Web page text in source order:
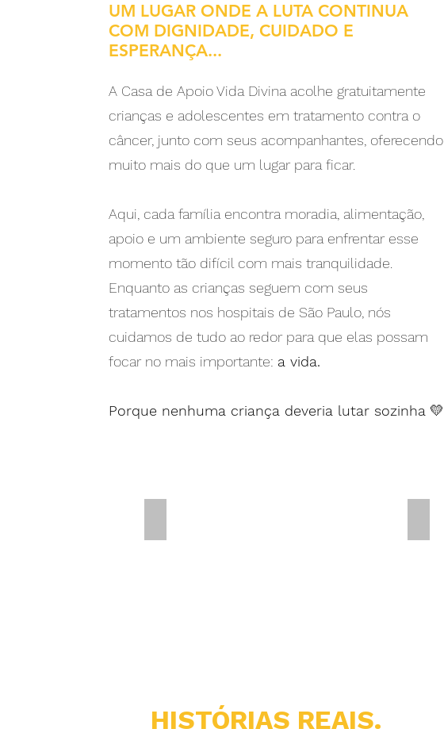
UM LUGAR ONDE A LUTA CONTINUA
COM DIGNIDADE, CUIDADO E
ESPERANÇA...
A Casa de Apoio Vida Divina acolhe gratuitamente
crianças e adolescentes em tratamento contra o
câncer, junto com seus acompanhantes, oferecendo
muito mais do que um lugar para ficar.
Aqui, cada família encontra moradia, alimentação,
apoio e um ambiente seguro para enfrentar esse
momento tão difícil com mais tranquilidade.
Enquanto as crianças seguem com seus
tratamentos nos hospitais de São Paulo, nós
cuidamos de tudo ao redor para que elas possam
focar no mais importante: a vida.
Porque nenhuma criança deveria lutar sozinha 💛
HISTÓRIAS REAIS.